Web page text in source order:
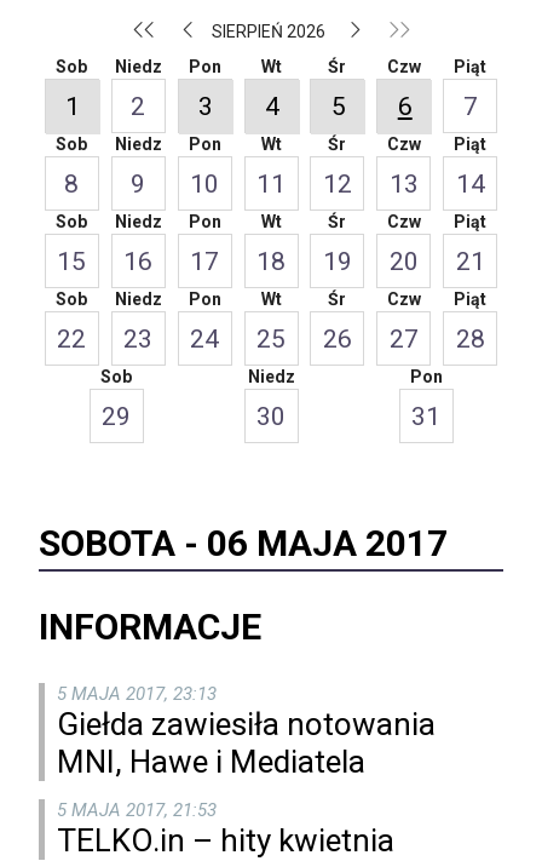
SIERPIEŃ 2026
Sob
1
Niedz
2
Pon
3
Wt
4
Śr
5
Czw
6
Piąt
7
Sob
8
Niedz
9
Pon
10
Wt
11
Śr
12
Czw
13
Piąt
14
Sob
15
Niedz
16
Pon
17
Wt
18
Śr
19
Czw
20
Piąt
21
Sob
22
Niedz
23
Pon
24
Wt
25
Śr
26
Czw
27
Piąt
28
Sob
29
Niedz
30
Pon
31
SOBOTA - 06 MAJA 2017
INFORMACJE
5 MAJA 2017, 23:13
Giełda zawiesiła notowania
MNI, Hawe i Mediatela
5 MAJA 2017, 21:53
TELKO.in – hity kwietnia